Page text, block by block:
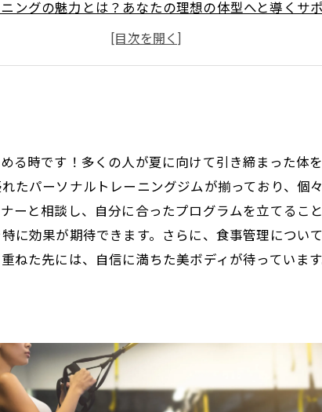
ングの魅力とは？あなたの理想の体型へと導くサ
効果的なトレーニングメニューを徹底解説
グの組み合わせで美ボディを手に入れる方法
ルトレーニングジムの選び方と体験談
美ボディ、成功事例とまず始める一歩
る時です！多くの人が夏に向けて引き締まった体
たパーソナルトレーニングジムが揃っており、個
ーと相談し、自分に合ったプログラムを立てるこ
に効果が期待できます。さらに、食事管理につい
ねた先には、自信に満ちた美ボディが待っていま